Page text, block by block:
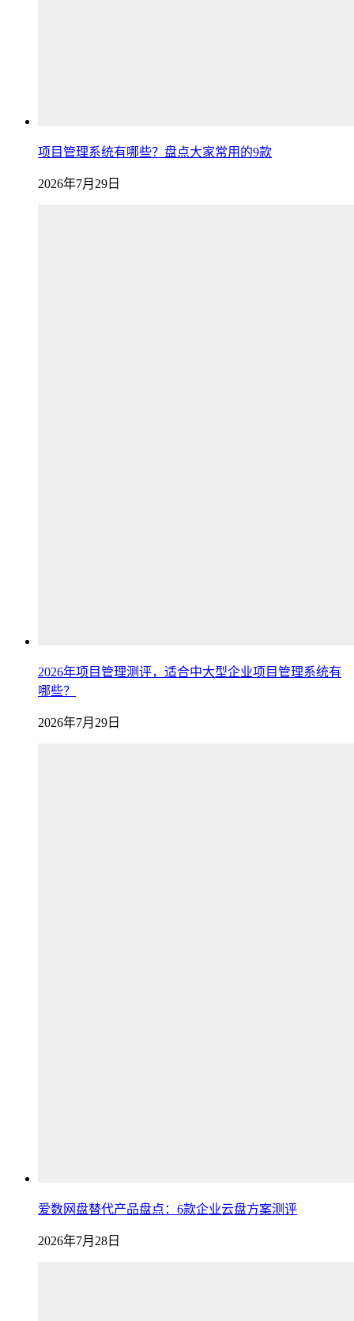
项目管理系统有哪些？盘点大家常用的9款
2026年7月29日
2026年项目管理测评，适合中大型企业项目管理系统有
哪些？
2026年7月29日
爱数网盘替代产品盘点：6款企业云盘方案测评
2026年7月28日